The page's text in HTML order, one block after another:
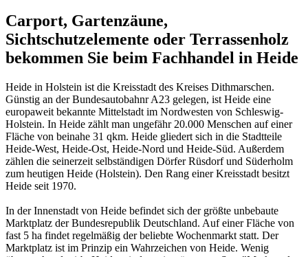
Carport, Gartenzäune,
Sichtschutzelemente oder Terrassenholz
bekommen Sie beim Fachhandel in Heide
Heide in Holstein ist die Kreisstadt des Kreises Dithmarschen.
Günstig an der Bundesautobahnr A23 gelegen, ist Heide eine
europaweit bekannte Mittelstadt im Nordwesten von Schleswig-
Holstein. In Heide zählt man ungefähr 20.000 Menschen auf einer
Fläche von beinahe 31 qkm. Heide gliedert sich in die Stadtteile
Heide-West, Heide-Ost, Heide-Nord und Heide-Süd. Außerdem
zählen die seinerzeit selbständigen Dörfer Rüsdorf und Süderholm
zum heutigen Heide (Holstein). Den Rang einer Kreisstadt besitzt
Heide seit 1970.
In der Innenstadt von Heide befindet sich der größte unbebaute
Marktplatz der Bundesrepublik Deutschland. Auf einer Fläche von
fast 5 ha findet regelmäßig der beliebte Wochenmarkt statt. Der
Marktplatz ist im Prinzip ein Wahrzeichen von Heide. Wenig